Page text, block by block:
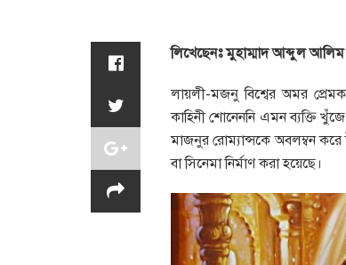
লিখেছেনঃ মুহাম্মাদ আব্দুল আলিম
লায়লী-মজনু বিশ্বের অমর
কাহিনী শোনেননি এমন ব্যক্তি
মাজনুর রোম্যান্সকে অবলম্বন করে
বা সিনেমা নির্মাণ করা হয়েছে।